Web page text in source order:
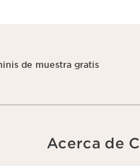
de muestra gratis
Acerca de